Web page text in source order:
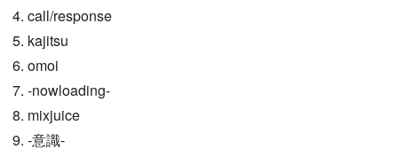
4. call/response
5. kajitsu
6. omoi
7. -nowloading-
8. mixjuice
9. -意識-